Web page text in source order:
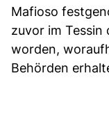
Mafioso
zuvor im Tessin
worden,
Behörden